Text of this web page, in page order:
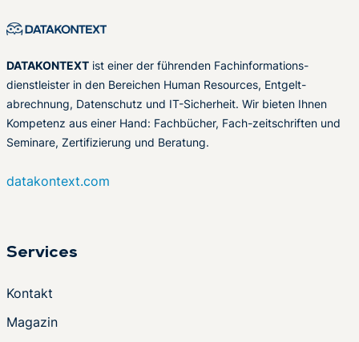
DATAKONTEXT ist einer der führenden Fachinformations-
dienstleister in den Bereichen Human Resources, Entgelt-
abrechnung, Datenschutz und IT-Sicherheit. Wir bieten Ihnen
Kompetenz aus einer Hand: Fachbücher, Fach-zeitschriften und
Seminare, Zertifizierung und Beratung.
datakontext.com
Services
Kontakt
Magazin